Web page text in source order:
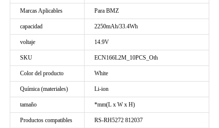
Marcas Aplicables Para BMZ
capacidad 2250mAh/33.4Wh
voltaje 14.9V
SKU ECN166L2M_10PCS_Oth
Color del producto White
Química (materiales) Li-ion
tamaño *mm(L x W x H)
Productos compatibles RS-RH5272 812037